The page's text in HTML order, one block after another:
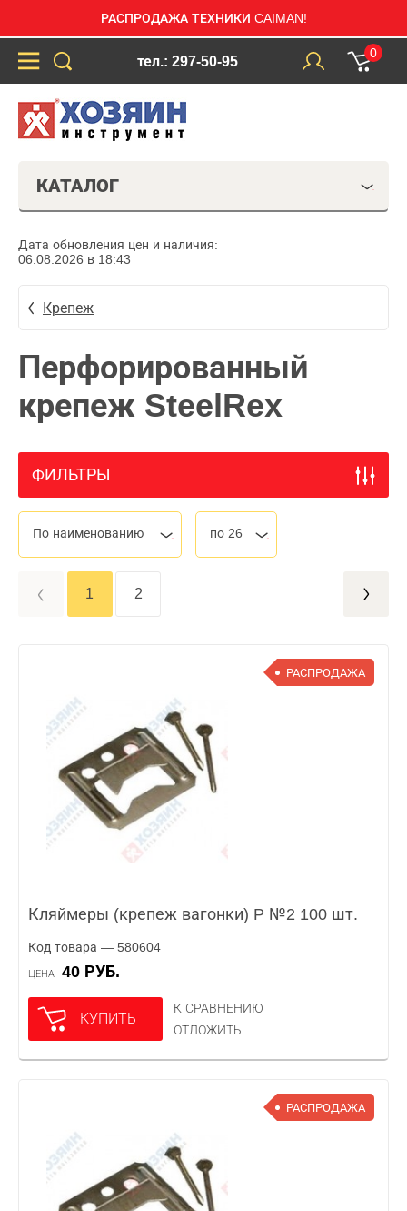
РАСПРОДАЖА ТЕХНИКИ CAIMAN!
тел.: 297-50-95
0
КАТАЛОГ
Дата обновления цен и наличия:
06.08.2026 в 18:43
Крепеж
Перфорированный
крепеж SteelRex
ФИЛЬТРЫ
По наименованию по 26
1 2
РАСПРОДАЖА
Кляймеры (крепеж вагонки) P №2 100 шт.
Код товара — 580604
ЦЕНА 40 РУБ.
КУПИТЬ
К СРАВНЕНИЮ
ОТЛОЖИТЬ
РАСПРОДАЖА